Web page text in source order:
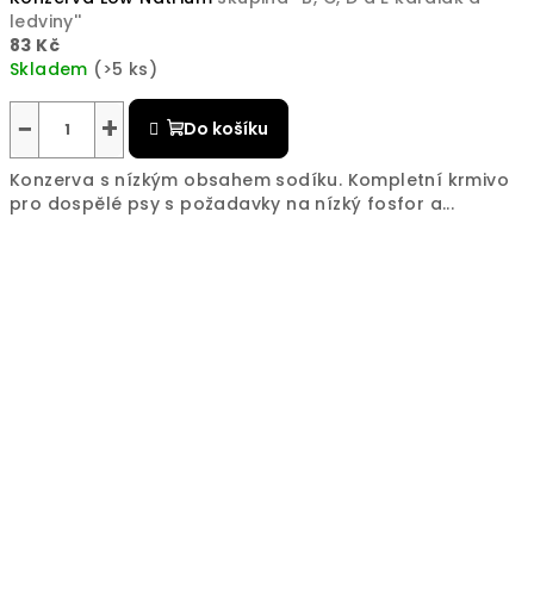
ledviny''
83 Kč
Skladem (>5 ks)
+
− Do košíku
Konzerva s nízkým obsahem sodíku. Kompletní krmivo
pro dospělé psy s požadavky na nízký fosfor a...